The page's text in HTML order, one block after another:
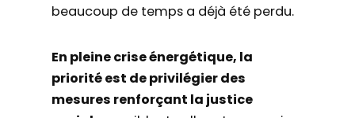
beaucoup de temps a déjà été perdu.
En pleine crise énergétique, la
priorité est de privilégier des
mesures renforçant la justice